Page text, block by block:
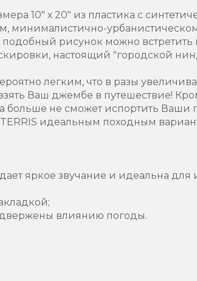
10" х 20" из пластика с
минималистично-
рисунок можно
настоящий "городской
легким, что в разы
Ваш джембе в путешествие!
больше не сможет испортить Ваши
идеальным походным
яркое звучание и идеальна для
влиянию погоды.